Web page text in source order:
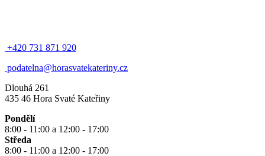
+420 731 871 920
podatelna@horasvatekateriny.cz
Dlouhá 261
435 46 Hora Svaté Kateřiny
Pondělí
8:00 - 11:00 a 12:00 - 17:00
Středa
8:00 - 11:00 a 12:00 - 17:00